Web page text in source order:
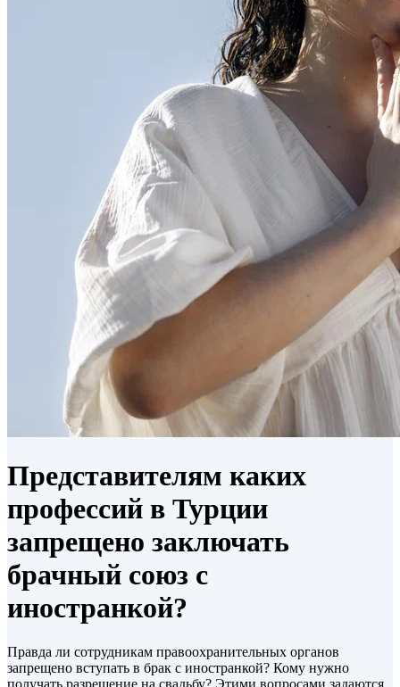
Представителям каких
профессий в Турции
запрещено заключать
брачный союз с
иностранкой?
Правда ли сотрудникам правоохранительных органов
запрещено вступать в брак с иностранкой? Кому нужно
получать разрешение на свадьбу? Этими вопросами задаются